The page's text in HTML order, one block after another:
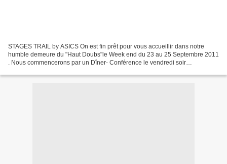
STAGES TRAIL by ASICS On est fin prêt pour vous accueillir dans notre
humble demeure du "Haut Doubs"le Week end du 23 au 25 Septembre 2011
. Nous commencerons par un Dîner- Conférence le vendredi soir